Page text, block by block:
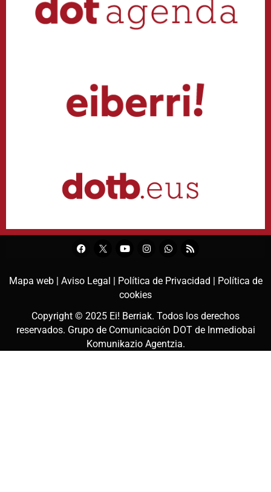
Mapa web | Aviso Legal | Política de Privacidad | Política de
cookies
Copyright © 2025 Ei! Berriak. Todos los derechos
reservados. Grupo de Comunicación DOT de Inmediobai
Komunikazio Agentzia.